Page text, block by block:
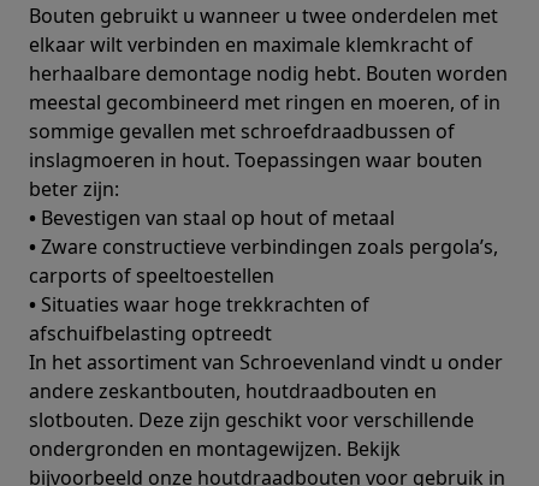
Bouten gebruikt u wanneer u twee onderdelen met
elkaar wilt verbinden en maximale klemkracht of
herhaalbare demontage nodig hebt. Bouten worden
meestal gecombineerd met ringen en moeren, of in
sommige gevallen met schroefdraadbussen of
inslagmoeren in hout. Toepassingen waar bouten
beter zijn:
• Bevestigen van staal op hout of metaal
•Zware constructieve verbindingen zoals pergola’s,
carports of speeltoestellen
• Situaties waar hoge trekkrachten of
afschuifbelasting optreedt
In het assortiment van Schroevenland vindt u onder
andere zeskantbouten, houtdraadbouten en
slotbouten. Deze zijn geschikt voor verschillende
ondergronden en montagewijzen. Bekijk
bijvoorbeeld onze houtdraadbouten voor gebruik in